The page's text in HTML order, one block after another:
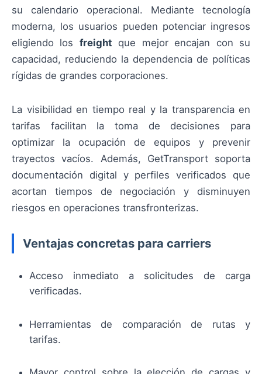
su calendario operacional. Mediante tecnología
moderna, los usuarios pueden potenciar ingresos
eligiendo los freight que mejor encajan con su
capacidad, reduciendo la dependencia de políticas
rígidas de grandes corporaciones.
La visibilidad en tiempo real y la transparencia en
tarifas facilitan la toma de decisiones para
optimizar la ocupación de equipos y prevenir
trayectos vacíos. Además, GetTransport soporta
documentación digital y perfiles verificados que
acortan tiempos de negociación y disminuyen
riesgos en operaciones transfronterizas.
Ventajas concretas para carriers
Acceso inmediato a solicitudes de carga
verificadas.
Herramientas de comparación de rutas y
tarifas.